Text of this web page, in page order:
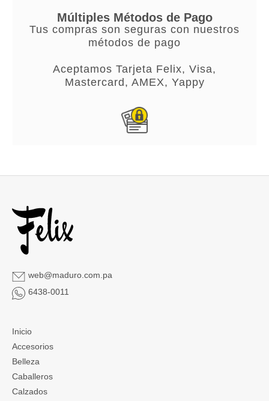
Múltiples Métodos de Pago
Tus compras son seguras con nuestros
métodos de pago
Aceptamos Tarjeta Felix, Visa,
Mastercard, AMEX, Yappy
web@maduro.com.pa
6438-0011
Inicio
Accesorios
Belleza
Caballeros
Calzados